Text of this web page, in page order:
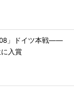
」ドイツ本戦――
入賞